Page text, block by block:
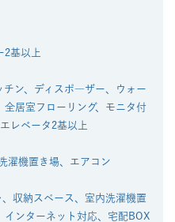
2基以上
チン、ディスポ―ザー、ウォー
居室フローリング、モニタ付
レベータ2基以上
濯機置き場、エアコン
収納スペース、室内洗濯機置
インターネット対応、宅配BOX